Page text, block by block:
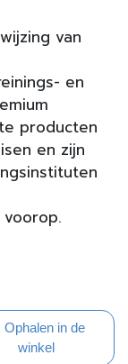
van
en
producten
en zijn
Ophalen in de
winkel